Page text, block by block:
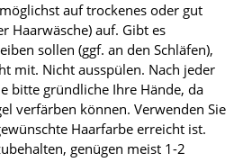
auf trockenes oder gut
Haarwäsche) auf. Gibt es
sollen (ggf. an den Schläfen),
mit. Nicht ausspülen. Nach jeder
bitte gründliche Ihre Hände, da
verfärben können. Verwenden Sie
Haarfarbe erreicht ist.
genügen meist 1-2